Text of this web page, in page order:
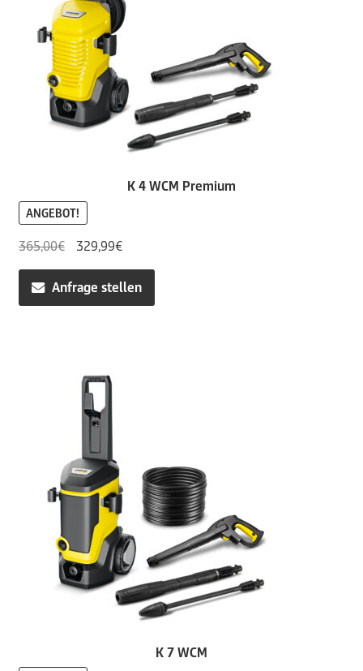
K 4 WCM Premium
ANGEBOT!
365,00€
Ursprünglicher
Preis
war:
365,00€
329,99€Aktueller
Preis
ist:
329,99€.
Anfrage stellen
K 7 WCM